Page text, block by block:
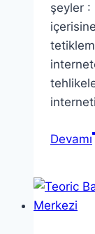
şeyler :
Devamı